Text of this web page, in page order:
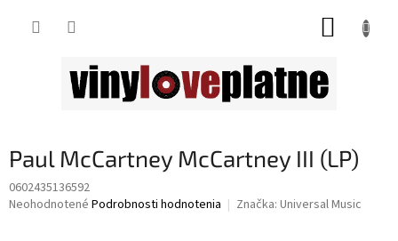
Paul McCartney McCartney III (LP)
0602435136592
Priemerné
Neohodnotené Podrobnosti hodnotenia Značka: Universal Music